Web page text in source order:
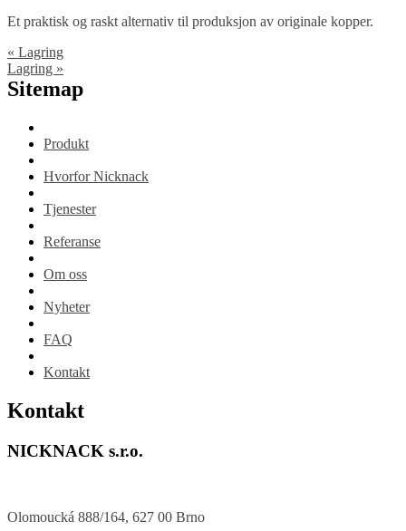
Et praktisk og raskt alternativ til produksjon av originale kopper.
« Lagring
Lagring »
Sitemap
Produkt
Hvorfor Nicknack
Tjenester
Referanse
Om oss
Nyheter
FAQ
Kontakt
Kontakt
NICKNACK s.r.o.
Olomoucká 888/164, 627 00 Brno